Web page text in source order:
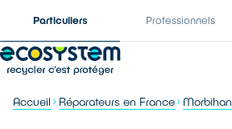
Particuliers Professionnels
Accueil Réparateurs en France Morbihan